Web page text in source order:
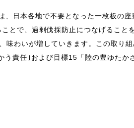
日本各地で不要となった一枚板の
とで、過剰伐採防止につなげること
味わいが増していきます。この取り
責任｣および目標15「陸の豊ゆたか